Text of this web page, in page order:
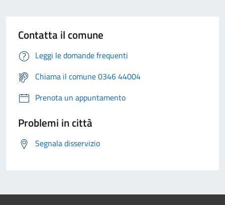
Contatta il comune
Leggi le domande frequenti
Chiama il comune 0346 44004
Prenota un appuntamento
Problemi in città
Segnala disservizio